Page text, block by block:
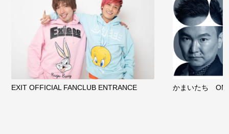
EXIT OFFICIAL FANCLUB ENTRANCE かまいたち